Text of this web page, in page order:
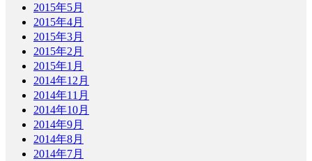
2015年5月
2015年4月
2015年3月
2015年2月
2015年1月
2014年12月
2014年11月
2014年10月
2014年9月
2014年8月
2014年7月